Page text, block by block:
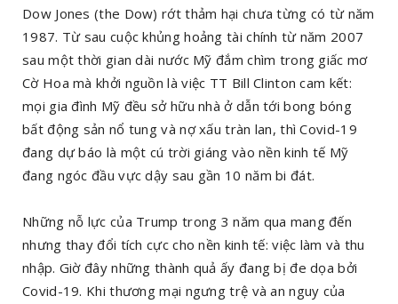
Dow Jones (the Dow) rớt thảm hại chưa từng có từ năm
1987. Từ sau cuộc khủng hoảng tài chính từ năm 2007
sau một thời gian dài nước Mỹ đắm chìm trong giấc mơ
Cờ Hoa mà khởi nguồn là việc TT Bill Clinton cam kết:
mọi gia đình Mỹ đều sở hữu nhà ở dẫn tới bong bóng
bất động sản nổ tung và nợ xấu tràn lan, thì Covid-19
đang dự báo là một cú trời giáng vào nền kinh tế Mỹ
đang ngóc đầu vực dậy sau gần 10 năm bi đát.
Những nỗ lực của Trump trong 3 năm qua mang đến
nhưng thay đổi tích cực cho nền kinh tế: việc làm và thu
nhập. Giờ đây những thành quả ấy đang bị đe dọa bởi
Covid-19. Khi thương mại ngưng trệ và an nguy của